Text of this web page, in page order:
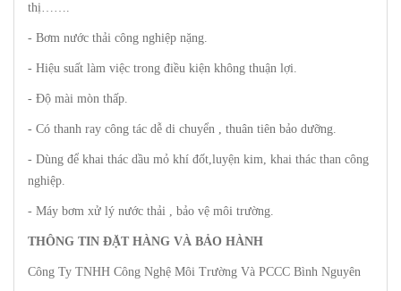
thị…….
- Bơm nước thải công nghiệp nặng.
- Hiệu suất làm việc trong điều kiện không thuận lợi.
- Độ mài mòn thấp.
- Có thanh ray công tác dễ di chuyển , thuân tiên bảo dưỡng.
- Dùng để khai thác dầu mỏ khí đốt,luyện kim, khai thác than công
nghiệp.
- Máy bơm xử lý nước thải , bảo vệ môi trường.
THÔNG TIN ĐẶT HÀNG VÀ BẢO HÀNH
Công Ty TNHH Công Nghệ Môi Trường Và PCCC Bình Nguyên